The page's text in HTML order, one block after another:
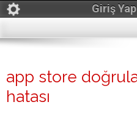
Giriş Yap
app store
hatası